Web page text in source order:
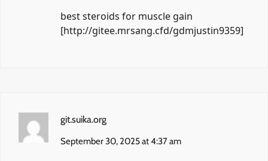
best steroids for muscle gain
[http://gitee.mrsang.cfd/gdmjustin9359]
git.suika.org
September 30, 2025 at 4:37 am